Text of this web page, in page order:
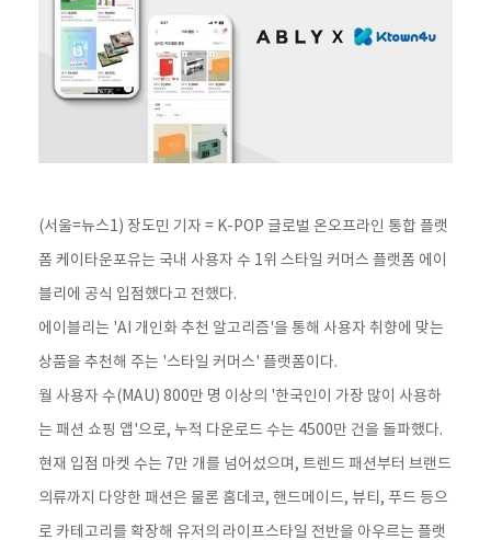
(서울=뉴스1) 장도민 기자 = K-POP 글로벌 온오프라인 통합 플랫
폼 케이타운포유는 국내 사용자 수 1위 스타일 커머스 플랫폼 에이
블리에 공식 입점했다고 전했다.
에이블리는 'AI 개인화 추천 알고리즘'을 통해 사용자 취향에 맞는
상품을 추천해 주는 '스타일 커머스' 플랫폼이다.
월 사용자 수(MAU) 800만 명 이상의 '한국인이 가장 많이 사용하
는 패션 쇼핑 앱'으로, 누적 다운로드 수는 4500만 건을 돌파했다.
현재 입점 마켓 수는 7만 개를 넘어섰으며, 트렌드 패션부터 브랜드
의류까지 다양한 패션은 물론 홈데코, 핸드메이드, 뷰티, 푸드 등으
로 카테고리를 확장해 유저의 라이프스타일 전반을 아우르는 플랫